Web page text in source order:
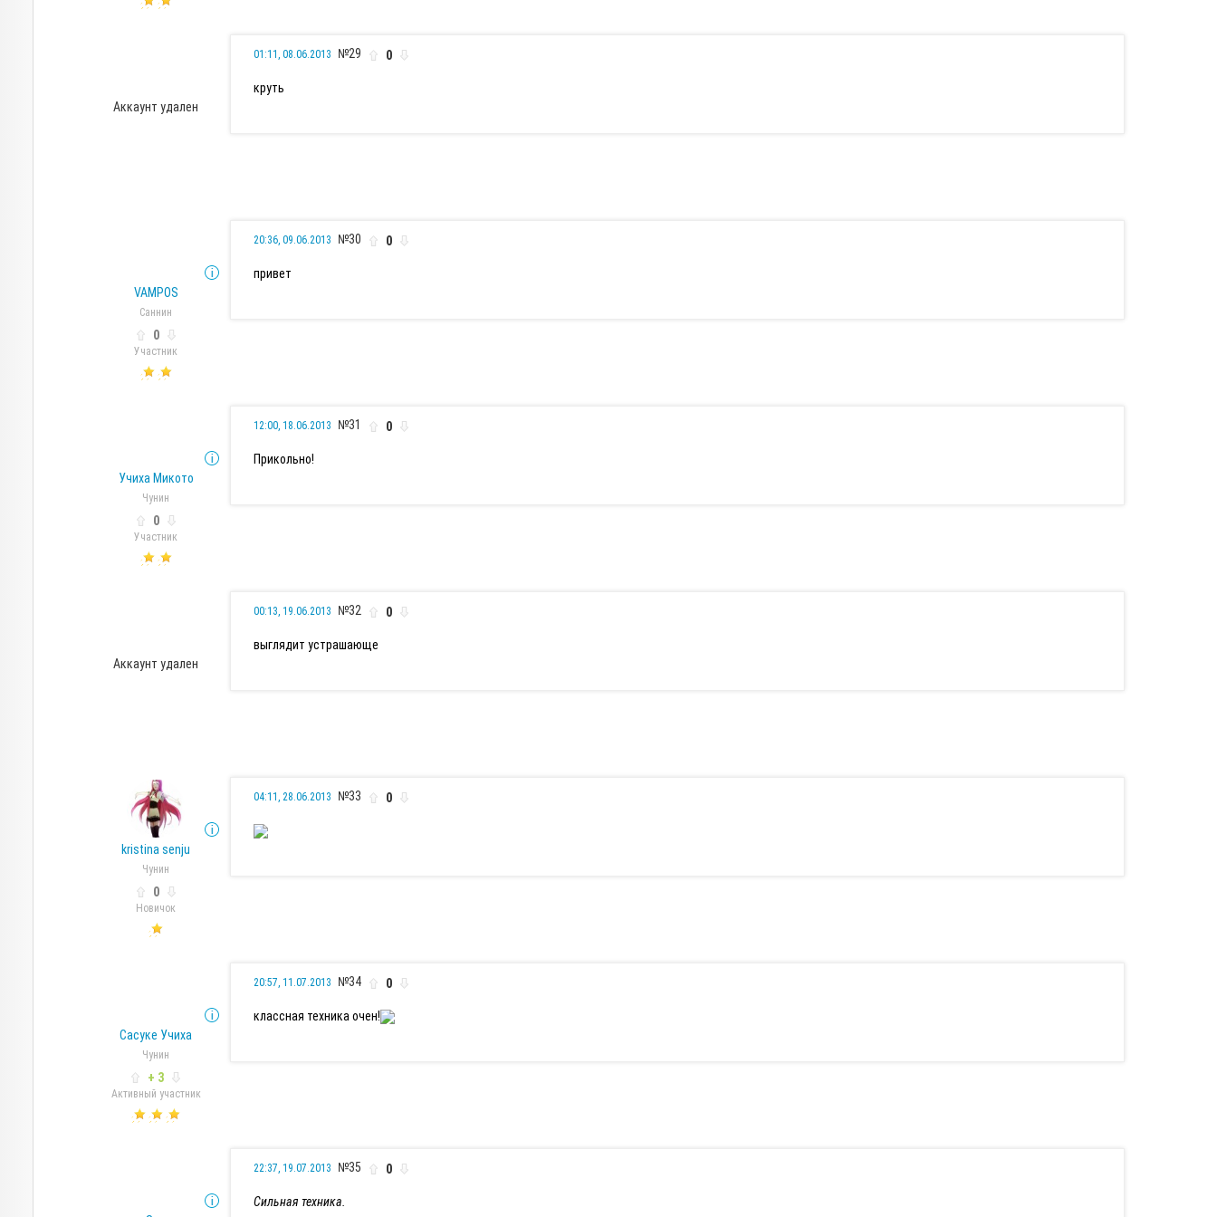
Аккаунт удален
01:11, 08.06.2013 №29 0
круть
VAMPOS
Саннин
0
Участник
20:36, 09.06.2013 №30 0
привет
Учиха Микото
Чунин
0
Участник
12:00, 18.06.2013 №31 0
Прикольно!
Аккаунт удален
00:13, 19.06.2013 №32 0
выглядит устрашающе
kristina senju
Чунин
0
Новичок
04:11, 28.06.2013 №33 0
Сасуке Учиха
Чунин
+ 3
Активный участник
20:57, 11.07.2013 №34 0
классная техника очен!
22:37, 19.07.2013 №35 0
Сильная техника.